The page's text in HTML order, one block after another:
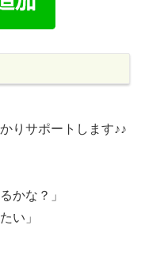
りサポートします♪♪
かな？」
い」